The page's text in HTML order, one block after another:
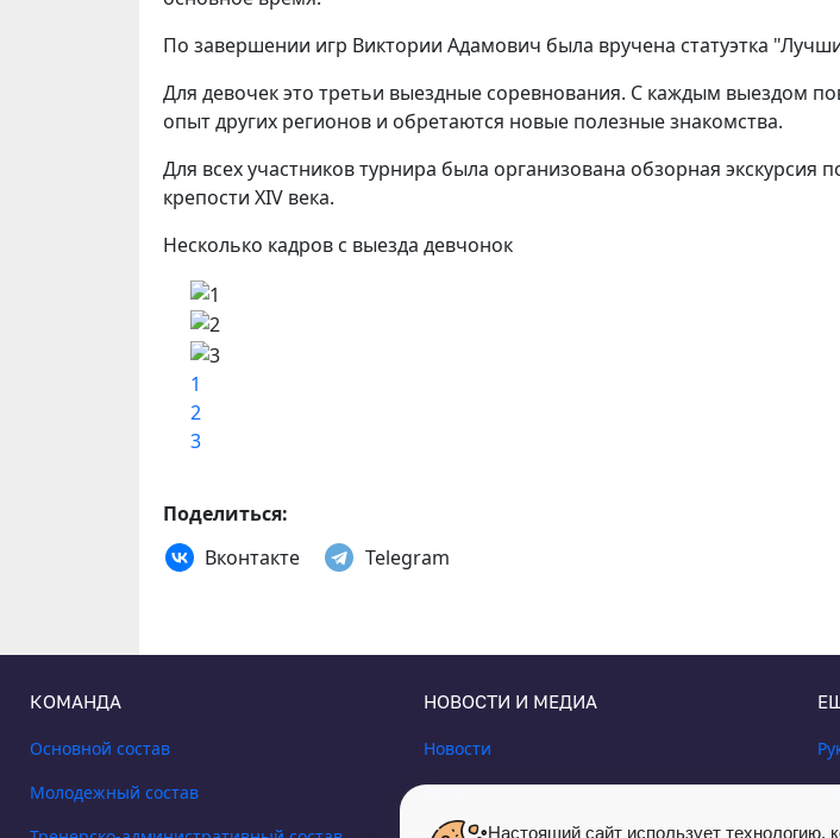
По завершении игр Виктории Адамович была вручена статуэтка
Для девочек это третьи выездные соревнования. С каждым выездом
опыт других регионов и обретаются новые полезные знакомства.
Для всех участников турнира была организована обзорная
крепости XIV века.
Несколько кадров с выезда девчонок
1
2
3
Поделиться:
Вконтакте
Telegram
КОМАНДА
Основной состав
Молодежный состав
НОВОСТИ И МЕДИА
Новости
Фото
Настоящий сайт использует технологию,